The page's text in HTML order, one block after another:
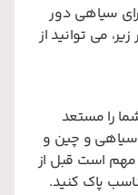
سیاهی دور
شده در زیر، می توانید از
را مستعد
سیاهی و چین و
است قبل از
پاک کنید.